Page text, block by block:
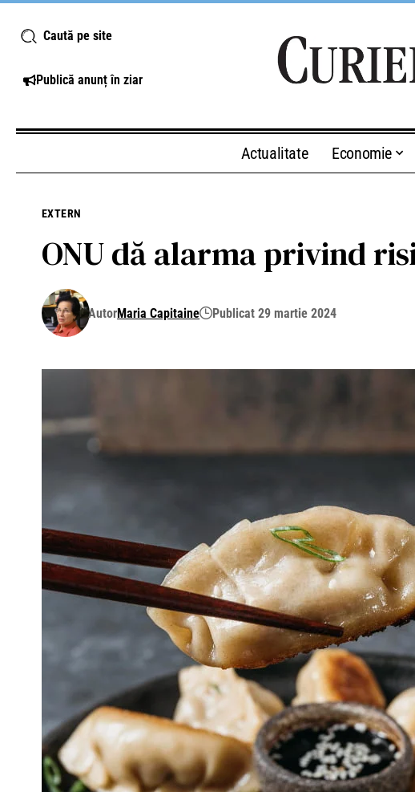
Caută pe site
Publică anunț în ziar
Actualitate Economie
EXTERN
ONU dă alarma privind
AutorMaria Capitaine Publicat 29 martie 2024